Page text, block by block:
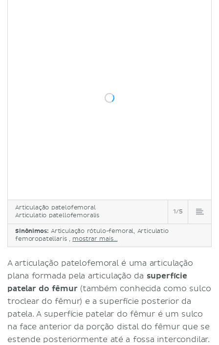
Articulação patelofemoral
Articulatio patellofemoralis
1/5
Sinônimos: Articulação rótulo-femoral, Articulatio
femoropatellaris , mostrar mais...
A articulação patelofemoral é uma articulação
plana formada pela articulação da superfície
patelar do fêmur(também conhecida como sulco
troclear do fêmur) e a superfície posterior da
patela. A superfície patelar do fêmur é um sulco
na face anterior da porção distal do fêmur que se
estende posteriormente até a fossa intercondilar.